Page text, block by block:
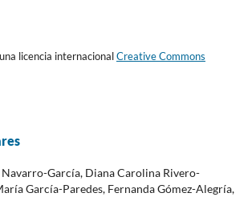
licencia internacionalCreative Commons
García, Diana Carolina Rivero-
García-Paredes, Fernanda Gómez-Alegría,